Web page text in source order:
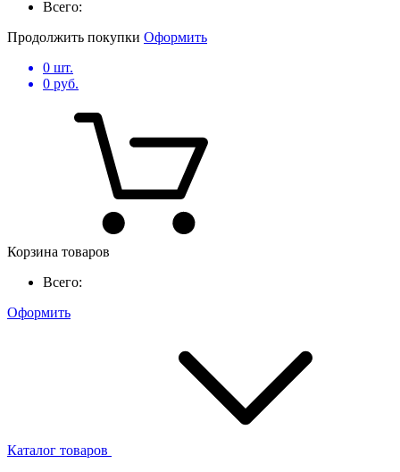
Всего:
Продолжить покупки Оформить
0 шт.
0 руб.
Корзина товаров
Всего:
Оформить
Каталог товаров